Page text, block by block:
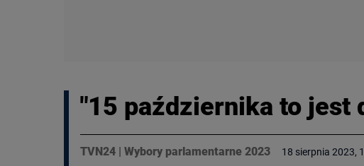
"15 października to jest
TVN24 | Wybory parlamentarne 2023 18 sierpnia 2023,